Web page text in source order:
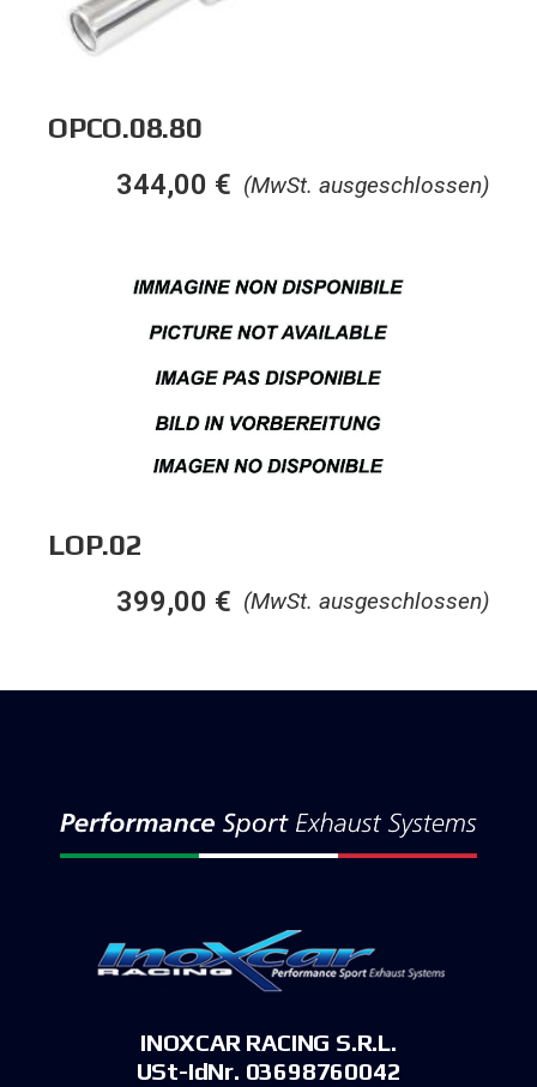
OPCO.08.80
(MwSt. ausgeschlossen)
344,00 €
LOP.02
(MwSt. ausgeschlossen)
399,00 €
INOXCAR RACING S.R.L.
USt-IdNr. 03698760042